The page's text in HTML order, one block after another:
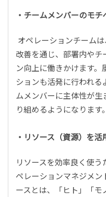
・チームメンバーのモ
オペレーションチーム
改善を通じ、部署内や
ン向上に働きかけます
ションも活発に行われ
ムメンバーに主体性が
り組めるようになります。
・リソース（資源）を活
リソースを効率良く使
ペレーションマネジメン
ースとは、「ヒト」「